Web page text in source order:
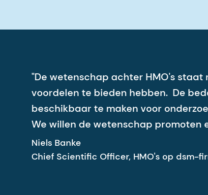
"De wetenschap achter HMO's
voordelen te bieden hebben. De
beschikbaar te maken voor
We willen de wetenschap promoten
Niels Banke
Chief Scientific Officer, HMO's op dsm-